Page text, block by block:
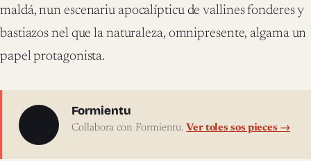
maldá, nun escenariu apocalípticu de vallines fonderes y
bastiazos nel que la naturaleza, omnipresente, algama un
papel protagonista.
Sobre l'autor
Formientu
Collabora con Formientu. Ver toles sos pieces →